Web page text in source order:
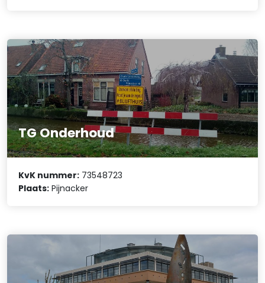
TG Onderhoud
KvK nummer: 73548723
Plaats: Pijnacker